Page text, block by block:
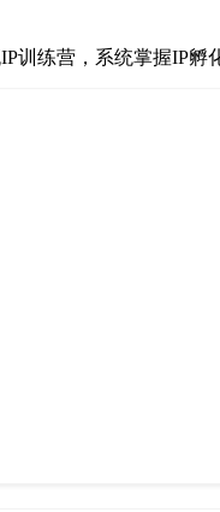
训练营，系统掌握IP